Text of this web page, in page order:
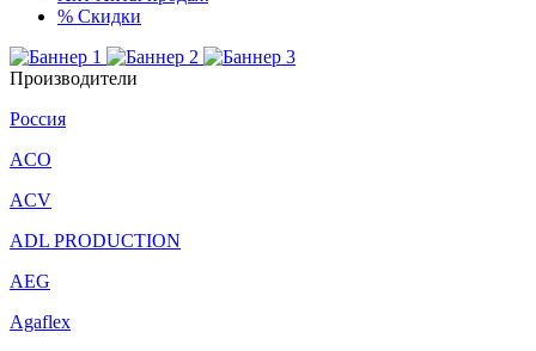
% Скидки
Производители
Россия
ACO
ACV
ADL PRODUCTION
AEG
Agaflex